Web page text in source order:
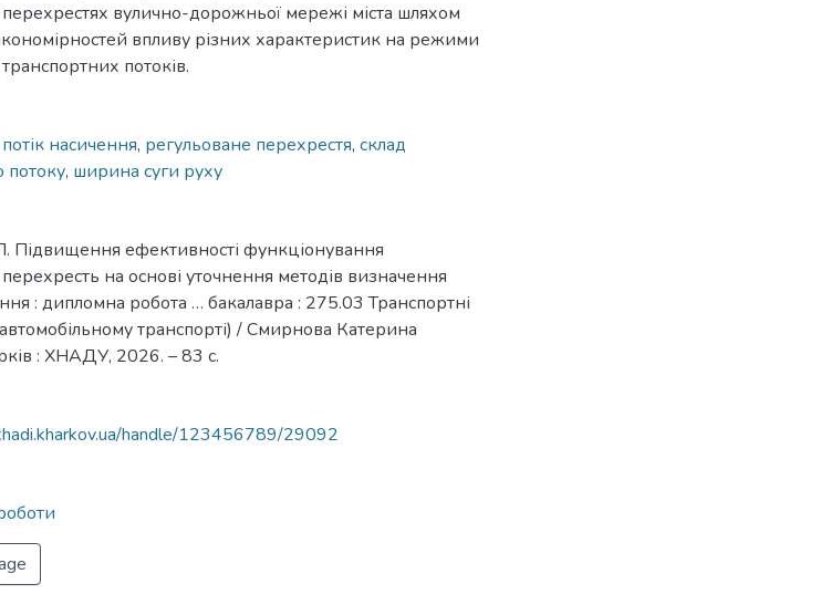
вулично-дорожньої мережі міста шляхом
впливу різних характеристик на режими
потоків.
потік насичення, регульоване перехрестя, склад
потоку, ширина суги руху
Підвищення ефективності функціонування
на основі уточнення методів визначення
: дипломна робота … бакалавра : 275.03 Транспортні
автомобільному транспорті) / Смирнова Катерина
: ХНАДУ, 2026. – 83 с.
handle/123456789/29092